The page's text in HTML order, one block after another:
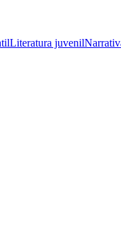
Literatura juvenil